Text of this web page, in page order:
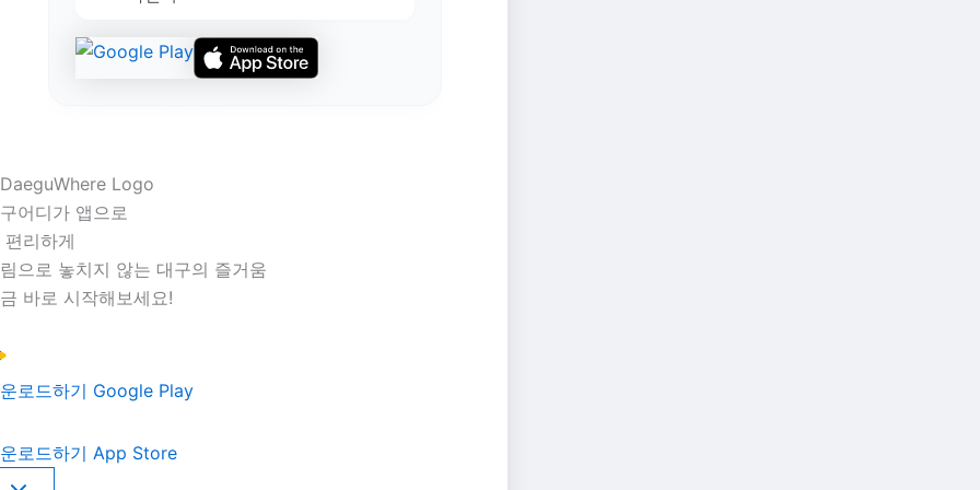
어디가 앱으로
편리하게
으로 놓치지 않는 대구의 즐거움
바로 시작해보세요!
로드하기 Google Play
로드하기 App Store